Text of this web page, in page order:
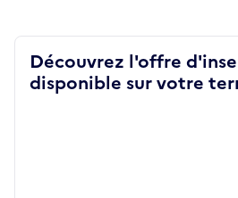
Découvrez l'offre
disponible sur votre